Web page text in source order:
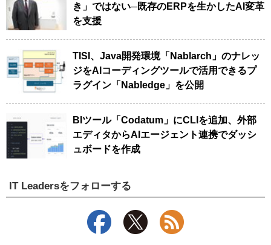
き」ではない─既存のERPを生かしたAI変革
を支援
TISI、Java開発環境「Nablarch」のナレッ
ジをAIコーディングツールで活用できるプ
ラグイン「Nabledge」を公開
BIツール「Codatum」にCLIを追加、外部
エディタからAIエージェント連携でダッシ
ュボードを作成
IT Leadersをフォローする